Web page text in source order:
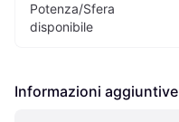
Potenza/Sfera
disponibile
Informazioni aggiuntive